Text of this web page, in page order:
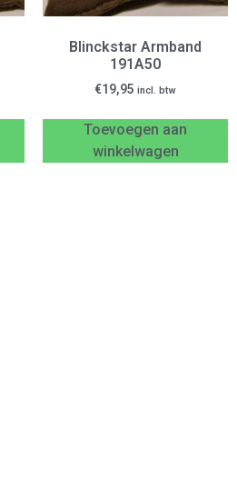
Blinckstar Armband
191A50
€19,95 incl. btw
Toevoegen aan
winkelwagen